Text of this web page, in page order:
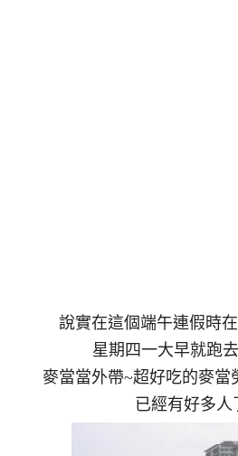
說實在這個端午連假時
星期四一大早就跑
麥當當外帶~超好吃的麥當
已經有好多人